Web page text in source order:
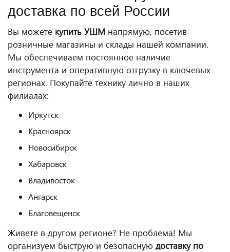
доставка по всей России
Вы можете купить УШМ напрямую, посетив
розничные магазины и склады нашей компании.
Мы обеспечиваем постоянное наличие
инструмента и оперативную отгрузку в ключевых
регионах. Покупайте технику лично в наших
филиалах:
Иркутск
Красноярск
Новосибирск
Хабаровск
Владивосток
Ангарск
Благовещенск
Живете в другом регионе? Не проблема! Мы
организуем быструю и безопасную доставку по